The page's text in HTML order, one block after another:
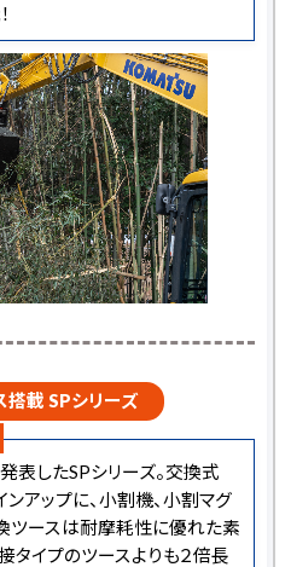
搭載 SPシリーズ
表したSPシリーズ。交換式
ンアップに、小割機、小割マグ
ツースは耐摩耗性に優れた素
タイプのツースよりも２倍長